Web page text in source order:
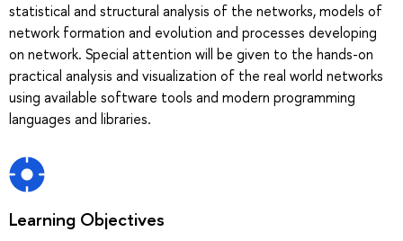
statistical and structural analysis of the networks, models of
network formation and evolution and processes developing
on network. Special attention will be given to the hands-on
practical analysis and visualization of the real world networks
using available software tools and modern programming
languages and libraries.
Learning Objectives